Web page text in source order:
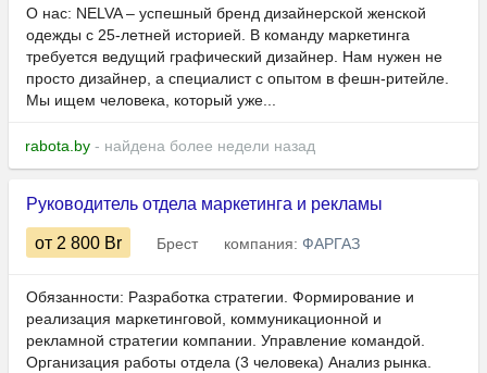
О нас: NELVA – успешный бренд дизайнерской женской
одежды с 25-летней историей. В команду маркетинга
требуется ведущий графический дизайнер. Нам нужен не
просто дизайнер, а специалист с опытом в фешн-ритейле.
Мы ищем человека, который уже...
rabota.by - найдена более недели назад
Руководитель отдела маркетинга и рекламы
от 2 800 Br Брест компания: ФАРГАЗ
Обязанности: Разработка стратегии. Формирование и
реализация маркетинговой, коммуникационной и
рекламной стратегии компании. Управление командой.
Организация работы отдела (3 человека) Анализ рынка.